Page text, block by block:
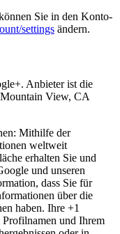
Sie in den Konto-
settings ändern.
Anbieter ist die
View, CA
Mithilfe der
weltweit
erhalten Sie und
und unseren
dass Sie für
über die
haben. Ihre +1
und Ihrem